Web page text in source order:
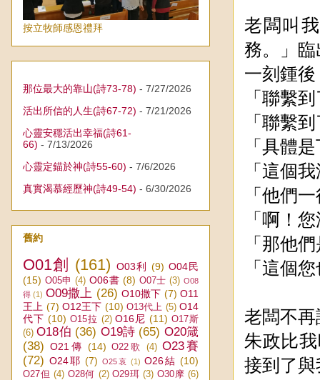
老闆叫
務。」
一刻鍾
「聯繫
「聯繫
「具體
「這個
「他們
「啊！
「那他
「這個
老闆不
朱政比
接到了
按立牧師感恩禮拜
那位最大的靠山(詩73-78) - 7/27/2026
活出所信的人生(詩67-72) - 7/21/2026
心靈安穩活出幸福(詩61-
66) - 7/13/2026
心靈定錨於神(詩55-60) - 7/6/2026
真實渴慕經歷神(詩49-54) - 6/30/2026
舊約
O01創 (161) O03利 (9) O04民
(15) O05申 (4) O06書 (8) O07士 (3) O08
得 (1) O09撒上 (26) O10撒下 (7) O11
王上 (7) O12王下 (10) O13代上 (5) O14
代下 (10) O15拉 (2) O16尼 (11) O17斯
(6) O18伯 (36) O19詩 (65) O20箴
(38) O21傳 (14) O22歌 (4) O23賽
(72) O24耶 (7) O25哀 (1) O26結 (10)
O27但 (4) O28何 (2) O29珥 (3) O30摩 (6)